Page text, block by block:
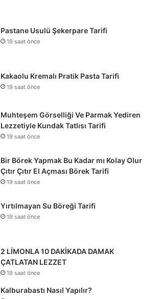
Pastane Usulü Şekerpare Tarifi
19 saat önce
Kakaolu Kremalı Pratik Pasta Tarifi
19 saat önce
Muhteşem Görselliği Ve Parmak Yediren
Lezzetiyle Kundak Tatlısı Tarifi
19 saat önce
Bir Börek Yapmak Bu Kadar mı Kolay Olur
Çıtır Çıtır El Açması Börek Tarifi
19 saat önce
Yırtılmayan Su Böreği Tarifi
19 saat önce
2 LİMONLA 10 DAKİKADA DAMAK
ÇATLATAN LEZZET
19 saat önce
Kalburabastı Nasıl Yapılır?